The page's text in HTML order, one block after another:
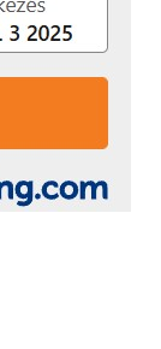
tiszta
folyadék-